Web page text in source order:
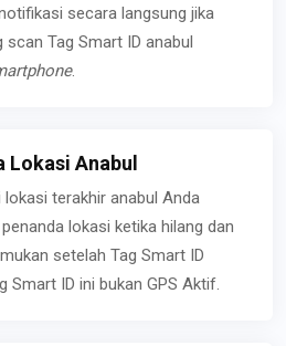
secara langsung jika
scan Tag Smart ID anabul
.
Lokasi Anabul
lokasi terakhir anabul Anda
lokasi ketika hilang dan
setelah Tag Smart ID
Smart ID ini bukan GPS Aktif.